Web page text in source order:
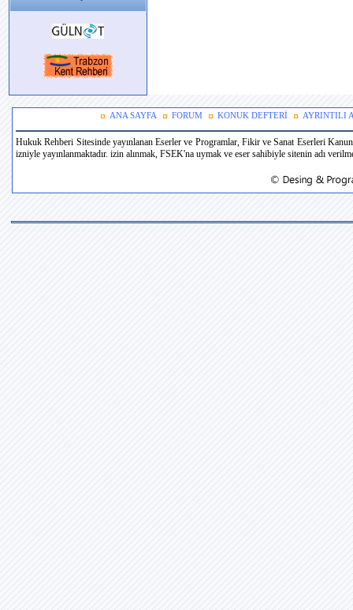
ANA SAYFA FORUM KONUK DEFTERİ AYRINTILI
Hukuk Rehberi Sitesinde yayınlanan Eserler ve Programlar, Fikir ve Sanat Eserleri
izniyle yayınlanmaktadır. izin alınmak, FSEK'na uymak ve eser sahibiyle sitenin adı